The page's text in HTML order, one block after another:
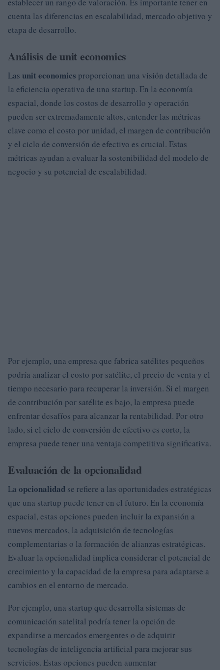
establecer un rango de valoración. Es importante tener en
cuenta las diferencias en escalabilidad, mercado objetivo y
etapa de desarrollo.
Análisis de unit economics
Las unit economics proporcionan una visión detallada de
la eficiencia operativa de una startup. En la economía
espacial, donde los costos de desarrollo y operación
pueden ser extremadamente altos, entender las métricas
clave como el costo por unidad, el margen de contribución
y el ciclo de conversión de efectivo es crucial. Estas
métricas ayudan a evaluar la sostenibilidad del modelo de
negocio y su potencial de escalabilidad.
Por ejemplo, una empresa que fabrica satélites pequeños
podría analizar el costo por satélite, el precio de venta y el
tiempo necesario para recuperar la inversión. Si el margen
de contribución por satélite es bajo, la empresa puede
enfrentar desafíos para alcanzar la rentabilidad. Por otro
lado, si el ciclo de conversión de efectivo es corto, la
empresa puede tener una ventaja competitiva significativa.
Evaluación de la opcionalidad
La opcionalidad se refiere a las oportunidades estratégicas
que una startup puede tener en el futuro. En la economía
espacial, estas opciones pueden incluir la expansión a
nuevos mercados, la adquisición de tecnologías
complementarias o la formación de alianzas estratégicas.
Evaluar la opcionalidad implica considerar el potencial de
crecimiento y la capacidad de la empresa para adaptarse a
cambios en el entorno de mercado.
Por ejemplo, una startup que desarrolla sistemas de
comunicación satelital podría tener la opción de
expandirse a mercados emergentes o de adquirir
tecnologías de inteligencia artificial para mejorar sus
servicios. Estas opciones pueden aumentar